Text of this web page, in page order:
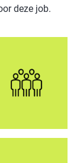
deze job.